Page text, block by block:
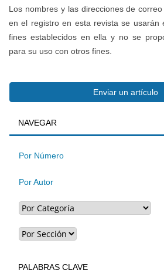
Los nombres y las direcciones de
en el registro en esta revista se usarán
fines establecidos en ella y no se
para su uso con otros fines.
Enviar
un
artículo
Enviar un artículo
BUSQUEDA
NAVEGAR
Por Número
Por Autor
PALABRAS CLAVE